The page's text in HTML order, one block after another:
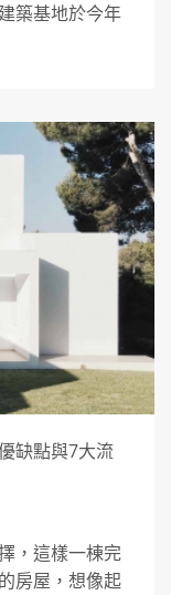
築基地於今年
缺點與7大流
，這樣一棟完
房屋，想像起